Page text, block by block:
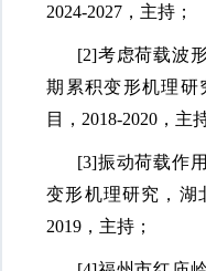
2024-2027，主持；
[2]考虑荷载波
期累积变形机理研
目， 2018-2020，主
[3]振动荷载作
变形机理研究，湖
2019，主持；